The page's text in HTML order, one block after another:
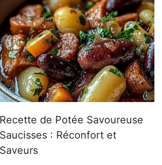
Recette de Potée Savoureuse
Saucisses : Réconfort et
Saveurs